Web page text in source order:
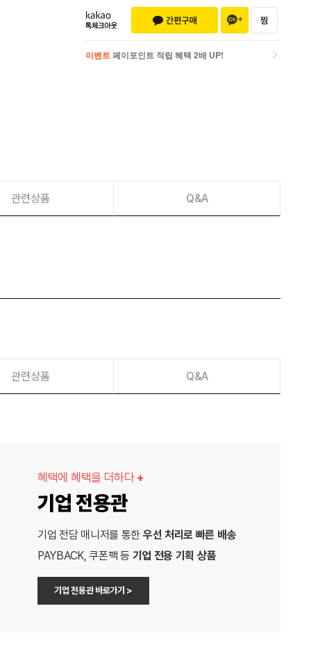
이벤트 페이포인트 적립 혜택 2배 UP!
관련상품 Q&A
관련상품 Q&A
혜택에 혜택을 더하다 +
기업 전용관
기업 전담 매니저를 통한 우선 처리로 빠른 배송
PAYBACK, 쿠폰팩 등 기업 전용 기획 상품
기업 전용관 바로가기 >